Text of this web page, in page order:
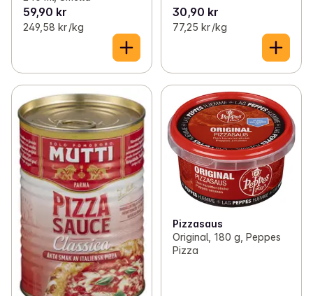
59,90 kr
249,58 kr /kg
30,90 kr
77,25 kr /kg
Pizzasaus
Original, 180 g, Peppes
Pizza